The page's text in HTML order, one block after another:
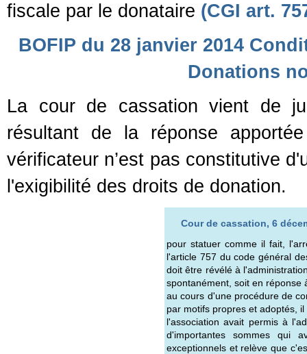
fiscale par le donataire (CGI art.
BOFIP du 28 janvier 2014
Donations
La cour de cassation vient de
résultant de la réponse
vérificateur n’est pas constitutive
l'exigibilité des droits de donation.
Cour de cassation, 6
pour statuer comme il fait,
l'article 757 du code général
doit être révélé à
spontanément, soit en réponse
au cours d'une procédure de
par motifs propres et adoptés,
l'association avait permis à
d'importantes sommes qui
exceptionnels et relève que